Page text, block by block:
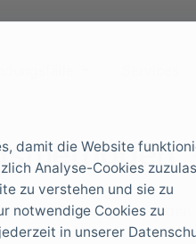
Providern mit OpenID
damit die Website
Analyse-Cookies
zu verstehen und sie zu
notwendige Cookies zu
in unserer